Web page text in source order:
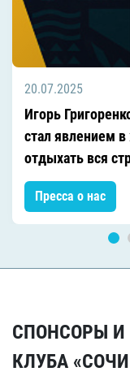
20.07.2025
Игорь
стал явлением
отдыхать вся
Пресса о нас
СПОНСОРЫ И
КЛУБА